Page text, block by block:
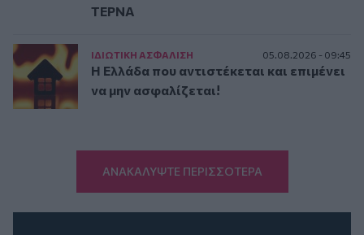
ΤΕΡΝΑ
ΙΔΙΩΤΙΚΗ ΑΣΦAΛΙΣΗ 05.08.2026 - 09:45
Η Ελλάδα που αντιστέκεται και επιμένει
να μην ασφαλίζεται!
ΑΝΑΚΑΛΥΨΤΕ ΠΕΡΙΣΣΟΤΕΡΑ